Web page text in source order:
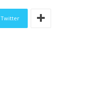
Twitter